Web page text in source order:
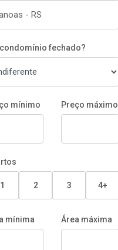
condomínio fechado?
mínimo Preço máximo
1 2 3 4+
mínima Área máxima